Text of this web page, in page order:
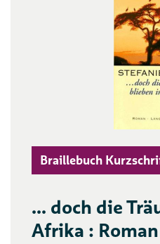
Braillebuch
... doch die
Afrika : Roman